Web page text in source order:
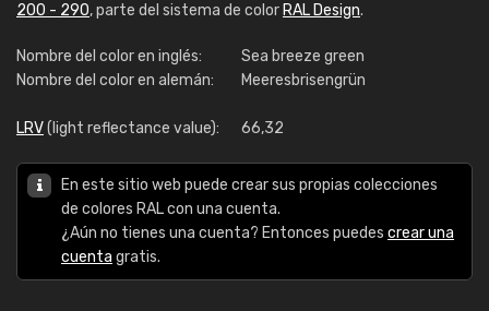
200 - 290, parte del sistema de color RAL Design.
Nombre del color en inglés:
Sea breeze green
Nombre del color en alemán:
Meeresbrisengrün
LRV(light reflectance value): 66,32
En este sitio web puede crear sus propias colecciones
de colores RAL con una cuenta.
¿Aún no tienes una cuenta? Entonces puedes crear una
cuenta gratis.